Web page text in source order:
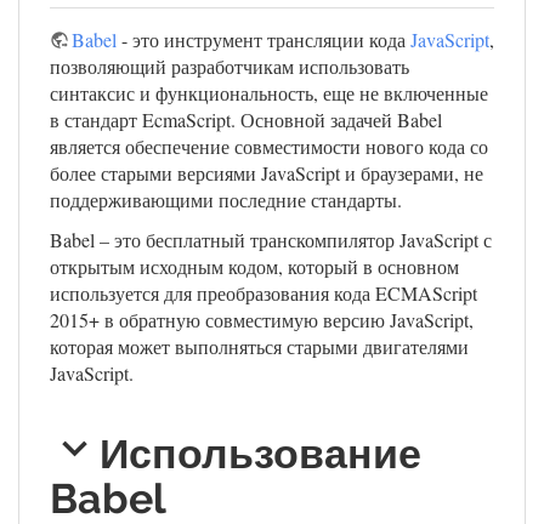
Babel - это инструмент трансляции кода JavaScript,
позволяющий разработчикам использовать
синтаксис и функциональность, еще не включенные
в стандарт EcmaScript. Основной задачей Babel
является обеспечение совместимости нового кода со
более старыми версиями JavaScript и браузерами, не
поддерживающими последние стандарты.
Babel – это бесплатный транскомпилятор JavaScript с
открытым исходным кодом, который в основном
используется для преобразования кода ECMAScript
2015+ в обратную совместимую версию JavaScript,
которая может выполняться старыми двигателями
JavaScript.
Использование
Babel